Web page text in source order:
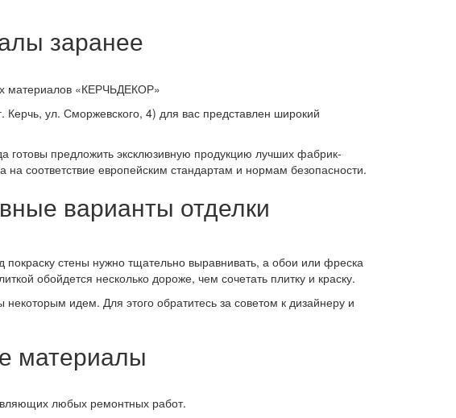
заранее
материалов «КЕРЧЬДЕКОР»
Керчь, ул. Сморжевского, 4) для вас представлен широкий
предложить эксклюзивную продукцию лучших фабрик-
соответствие европейским стандартам и нормам безопасности.
варианты отделки
стены нужно тщательно выравнивать, а обои или фреска
обойдется несколько дороже, чем сочетать плитку и краску.
идем. Для этого обратитесь за советом к дизайнеру и
материалы
любых ремонтных работ.